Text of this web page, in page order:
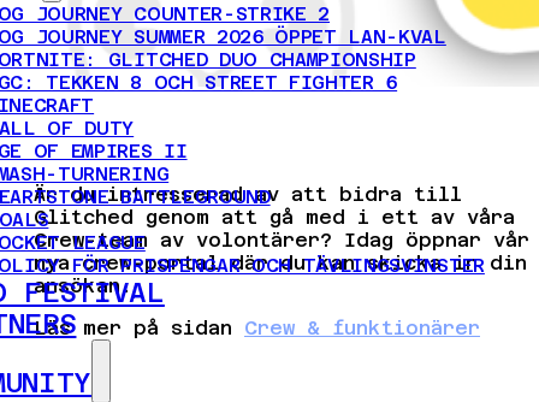
JOURNEY COUNTER-STRIKE 2
JOURNEY SUMMER 2026 ÖPPET LAN-KVAL
GLITCHED DUO CHAMPIONSHIP
TEKKEN 8 OCH STREET FIGHTER 6
OF DUTY
OF EMPIRES II
TURNERING
BATTLEGROUND
LEAGUE
FÖR PRISPENGAR OCH TÄVLINGSVINSTER
FESTIVAL
Är du intresserad av att bidra till
Glitched genom att gå med i ett av våra
Crew-team av volontärer? Idag öppnar vår
nya crew-portal där du kan skicka in din
ansökan.
Läs mer på sidan Crew & funktionärer